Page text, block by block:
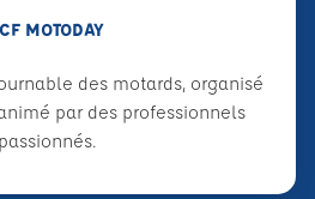
MOTODAY
des motards, organisé
par des professionnels
passionnés.